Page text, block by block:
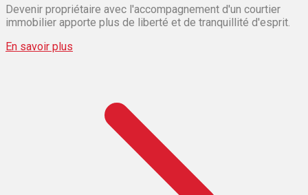
Devenir propriétaire avec l'accompagnement d'un courtier
immobilier apporte plus de liberté et de tranquillité d'esprit.
En savoir plus